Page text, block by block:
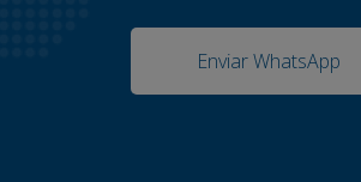
Enviar WhatsApp